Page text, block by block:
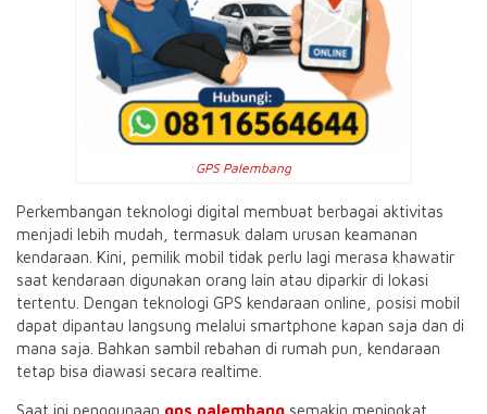
GPS Palembang
Perkembangan teknologi digital membuat berbagai aktivitas
menjadi lebih mudah, termasuk dalam urusan keamanan
kendaraan. Kini, pemilik mobil tidak perlu lagi merasa khawatir
saat kendaraan digunakan orang lain atau diparkir di lokasi
tertentu. Dengan teknologi GPS kendaraan online, posisi mobil
dapat dipantau langsung melalui smartphone kapan saja dan di
mana saja. Bahkan sambil rebahan di rumah pun, kendaraan
tetap bisa diawasi secara realtime.
Saat ini penggunaan gps palembang semakin meningkat